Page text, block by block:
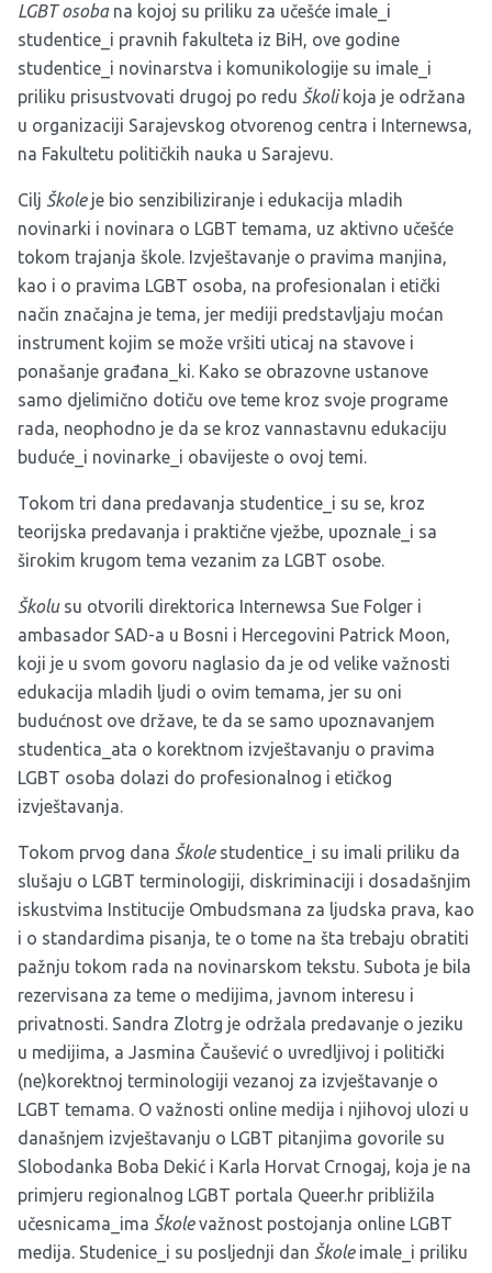
LGBT osobana kojoj su priliku za učešće imale_i
studentice_i pravnih fakulteta iz BiH, ove godine
studentice_i novinarstva i komunikologije su imale_i
priliku prisustvovati drugoj po redu Školikoja je održana
u organizaciji Sarajevskog otvorenog centra i Internewsa,
na Fakultetu političkih nauka u Sarajevu.
Cilj Školeje bio senzibiliziranje i edukacija mladih
novinarki i novinara o LGBT temama, uz aktivno učešće
tokom trajanja škole. Izvještavanje o pravima manjina,
kao i o pravima LGBT osoba, na profesionalan i etički
način značajna je tema, jer mediji predstavljaju moćan
instrument kojim se može vršiti uticaj na stavove i
ponašanje građana_ki. Kako se obrazovne ustanove
samo djelimično dotiču ove teme kroz svoje programe
rada, neophodno je da se kroz vannastavnu edukaciju
buduće_i novinarke_i obavijeste o ovoj temi.
Tokom tri dana predavanja studentice_i su se, kroz
teorijska predavanja i praktične vježbe, upoznale_i sa
širokim krugom tema vezanim za LGBT osobe.
Školusu otvorili direktorica Internewsa Sue Folger i
ambasador SAD-a u Bosni i Hercegovini Patrick Moon,
koji je u svom govoru naglasio da je od velike važnosti
edukacija mladih ljudi o ovim temama, jer su oni
budućnost ove države, te da se samo upoznavanjem
studentica_ata o korektnom izvještavanju o pravima
LGBT osoba dolazi do profesionalnog i etičkog
izvještavanja.
Tokom prvog dana Školestudentice_i su imali priliku da
slušaju o LGBT terminologiji, diskriminaciji i dosadašnjim
iskustvima Institucije Ombudsmana za ljudska prava, kao
i o standardima pisanja, te o tome na šta trebaju obratiti
pažnju tokom rada na novinarskom tekstu. Subota je bila
rezervisana za teme o medijima, javnom interesu i
privatnosti. Sandra Zlotrg je održala predavanje o jeziku
u medijima, a Jasmina Čaušević o uvredljivoj i politički
(ne)korektnoj terminologiji vezanoj za izvještavanje o
LGBT temama. O važnosti online medija i njihovoj ulozi u
današnjem izvještavanju o LGBT pitanjima govorile su
Slobodanka Boba Dekić i Karla Horvat Crnogaj, koja je na
primjeru regionalnog LGBT portala Queer.hr približila
učesnicama_ima Školevažnost postojanja online LGBT
medija. Studenice_i su posljednji dan Školeimale_i priliku